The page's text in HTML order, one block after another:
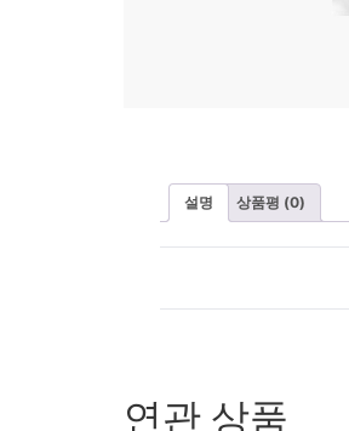
설명 상품평 (0)
연관 상품